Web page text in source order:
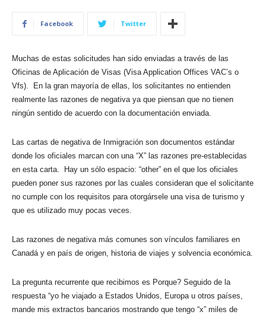
Facebook Twitter
Muchas de estas solicitudes han sido enviadas a través de las
Oficinas de Aplicación de Visas (Visa Application Offices VAC’s o
Vfs). En la gran mayoría de ellas, los solicitantes no entienden
realmente las razones de negativa ya que piensan que no tienen
ningún sentido de acuerdo con la documentación enviada.
Las cartas de negativa de Inmigración son documentos estándar
donde los oficiales marcan con una “X” las razones pre-establecidas
en esta carta. Hay un sólo espacio: “other” en el que los oficiales
pueden poner sus razones por las cuales consideran que el solicitante
no cumple con los requisitos para otorgársele una visa de turismo y
que es utilizado muy pocas veces.
Las razones de negativa más comunes son vínculos familiares en
Canadá y en país de origen, historia de viajes y solvencia económica.
La pregunta recurrente que recibimos es Porque? Seguido de la
respuesta “yo he viajado a Estados Unidos, Europa u otros países,
mande mis extractos bancarios mostrando que tengo “x” miles de